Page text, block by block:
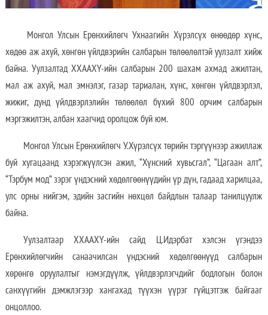
Монгол Улсын Ерөнхийлөгч Ухнаагийн Хүрэлсүх өнөөдөр хүнс,
хөдөө аж ахуй, хөнгөн үйлдвэрийн салбарын төлөөлөлтэй уулзалт хийж
байна. Уулзалтад ХХААХҮ-ийн салбарын 200 шахам ахмад ажилтан,
мал аж ахуй, мал эмнэлэг, газар тариалан, хүнс, хөнгөн үйлдвэрлэл,
жижиг, дунд үйлдвэрлэлийн төлөөлөл бүхий 800 орчим салбарын
мэргэжилтэн, албан хаагчид оролцож буй юм.
Монгол Улсын Ерөнхийлөгч У.Хүрэлсүх төрийн тэргүүнээр ажиллаж
буй хугацаанд хэрэгжүүлсэн ажил, “Хүнсний хувьсгал”, “Цагаан алт”,
“Тэрбум мод” зэрэг үндэсний хөдөлгөөнүүдийн үр дүн, гадаад харилцаа,
улс орны нийгэм, эдийн засгийн нөхцөл байдлын талаар танилцуулж
байна.
Уулзалтаар ХХААХҮ-ийн сайд Ц.Идэрбат хэлсэн үгэндээ
Ерөнхийлөгчийн санаачилсан үндэсний хөдөлгөөнүүд салбарын
хөрөнгө оруулалтыг нэмэгдүүлж, үйлдвэрлэгчдийг бодлогын болон
санхүүгийн дэмжлэгээр хангахад түүхэн үүрэг гүйцэтгэж байгааг
онцоллоо.